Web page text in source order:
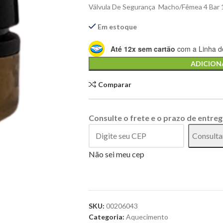
Válvula De Segurança Macho/Fêmea 4
Em estoque
Até 12x sem cartão com a Linha
Comparar
Consulte o frete e o prazo de
Não sei meu cep
SKU: 00206043
Categoria: Aquecimento